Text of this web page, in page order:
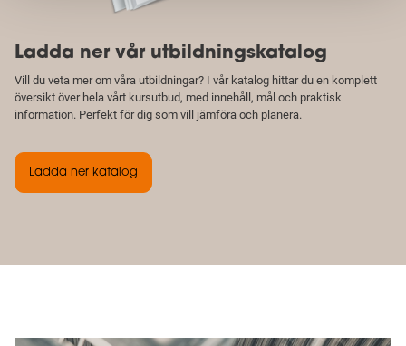
Ladda ner vår utbildningskatalog
Vill du veta mer om våra utbildningar? I vår katalog hittar du en komplett
översikt över hela vårt kursutbud, med innehåll, mål och praktisk
information. Perfekt för dig som vill jämföra och planera.
Ladda ner katalog